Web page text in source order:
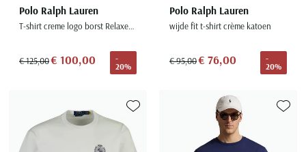
Polo Ralph Lauren
T-shirt creme logo borst Relaxed Fit
€ 125,00€ 100,00
-
20%
Polo Ralph Lauren
wijde fit t-shirt crème katoen
€ 95,00€ 76,00
-
20%
Toevoegen aan favorieten